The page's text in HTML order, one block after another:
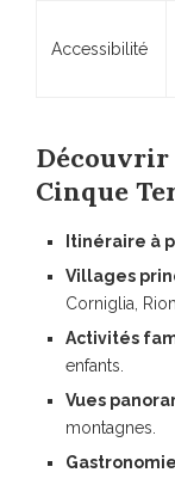
Accessibilité
Découvrir
Cinque
Itinéraire à
Villages
Corniglia,
Activités
enfants.
Vues
montagnes.